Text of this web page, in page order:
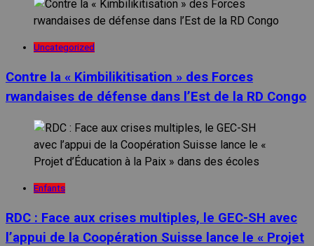
Uncategorized
Contre la « Kimbilikitisation » des Forces
rwandaises de défense dans l’Est de la RD Congo
Enfants
RDC : Face aux crises multiples, le GEC-SH avec
l’appui de la Coopération Suisse lance le « Projet